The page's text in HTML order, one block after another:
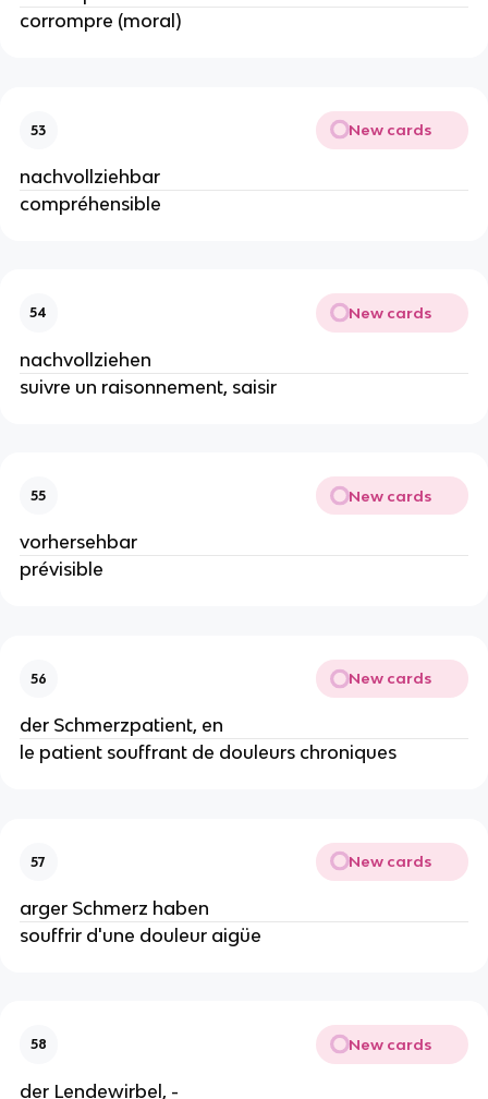
corrompre (moral)
53 New cards
nachvollziehbar
compréhensible
54 New cards
nachvollziehen
suivre un raisonnement, saisir
55 New cards
vorhersehbar
prévisible
56 New cards
der Schmerzpatient, en
le patient souffrant de douleurs chroniques
57 New cards
arger Schmerz haben
souffrir d'une douleur aigüe
58 New cards
der Lendewirbel, -